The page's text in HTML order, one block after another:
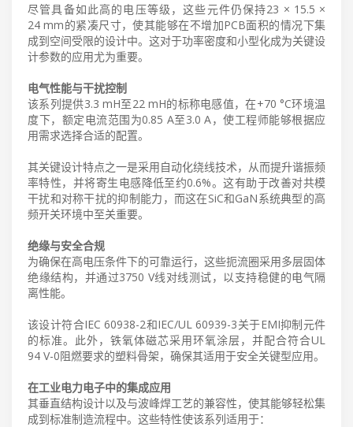
尽管具备如此高的电压等级，这些元件仍保持23 × 15.5 ×
24 mm的紧凑尺寸，使其能够在不增加PCB面积的情况下集
成到空间受限的设计中。这对于功率密度和小型化成为关键设
计参数的应用尤为重要。
电气性能与干扰控制
该系列提供3.3 mH至22 mH的标称电感值，在+70 °C环境温
度下，额定电流范围为0.85 A至3.0 A，使工程师能够根据应
用需求选择合适的配置。
其关键设计特点之一是采用自动化绕线技术，从而提升谐振频
率特性，并将寄生电感降低至约0.6%。这有助于改善对共模
干扰和对称干扰的抑制能力，而这在SiC和GaN系统典型的高
频开关环境中至关重要。
绝缘与安全合规
为确保在高电压条件下的可靠运行，这些扼流圈采用多层固体
绝缘结构，并通过3750 V线对线测试，以支持稳健的电气隔
离性能。
该设计符合IEC 60938-2和IEC/UL 60939-3关于EMI抑制元件
的标准。此外，铁氧体磁芯采用环氧涂层，并配合符合UL
94 V-0阻燃要求的塑料骨架，确保其适用于安全关键型应用。
在工业电力电子中的集成应用
其垂直结构设计以及与波峰焊工艺的兼容性，使其能够轻松集
成到标准制造流程中。这些特性使该系列适用于：